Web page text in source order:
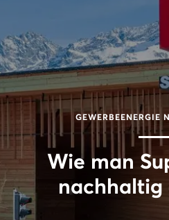
GEWERBEENERGIE
Wie man
nachhaltig